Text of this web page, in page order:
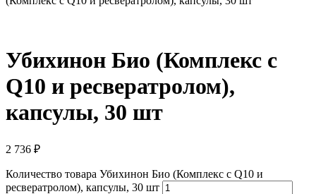
Убихинон Био (Комплекс с
Q10 и ресвератролом),
капсулы, 30 шт
2 736 ₽
Количество товара Убихинон Био (Комплекс с Q10 и
ресвератролом), капсулы, 30 шт